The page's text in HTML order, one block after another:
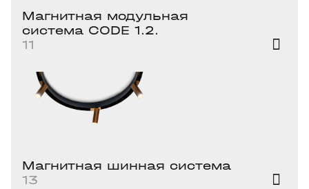
Магнитная модульная
система CODE 1.2.
11
Магнитная шинная система
13